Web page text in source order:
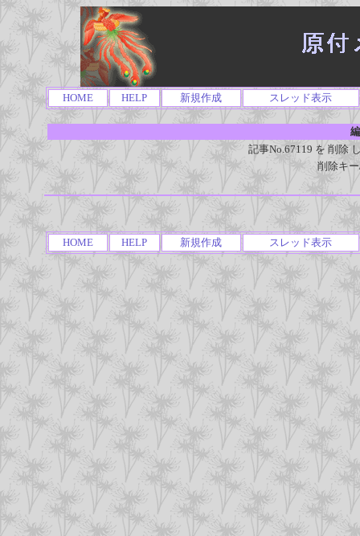
HOME HELP 新規作成 スレッド表示
記事No.67119 を 削除
削除キ
HOME HELP 新規作成 スレッド表示